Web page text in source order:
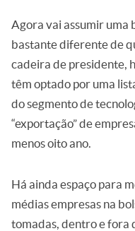
Agora vai assumir uma
bastante diferente de
cadeira de presidente,
têm optado por uma
do segmento de
“exportação” de
menos oito ano.
Há ainda espaço para
médias empresas na
tomadas, dentro e fora